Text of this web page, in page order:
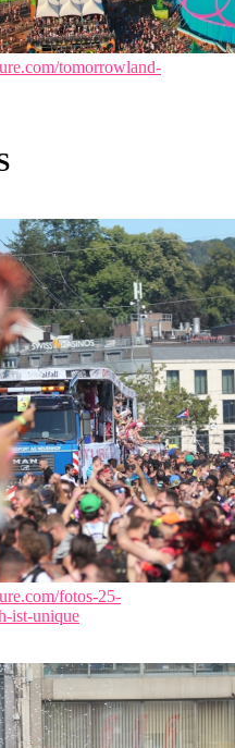
tomorrowland-
fotos-25-
ist-unique